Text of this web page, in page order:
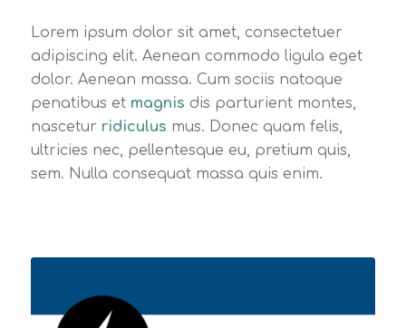
Lorem ipsum dolor sit amet, consectetuer
adipiscing elit. Aenean commodo ligula eget
dolor. Aenean massa. Cum sociis natoque
penatibus et magnis dis parturient montes,
nascetur ridiculus mus. Donec quam felis,
ultricies nec, pellentesque eu, pretium quis,
sem. Nulla consequat massa quis enim.